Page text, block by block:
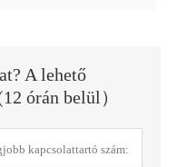
A lehető
órán belül）